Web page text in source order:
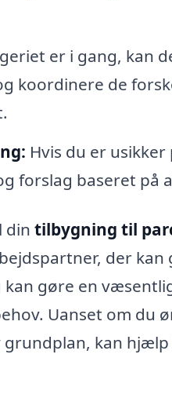
er i gang, kan
koordinere de
Hvis du er
forslag baseret på
din tilbygning til
der
gøre en
Uanset om du
grundplan, kan